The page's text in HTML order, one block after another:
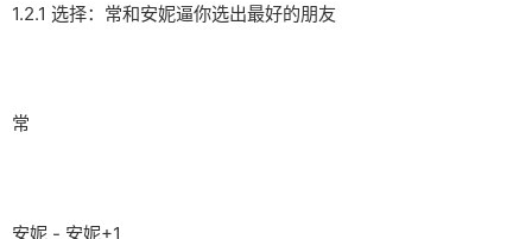
1.2.1 选择：常和安妮逼你选出最好的朋友
常
安妮 - 安妮+1